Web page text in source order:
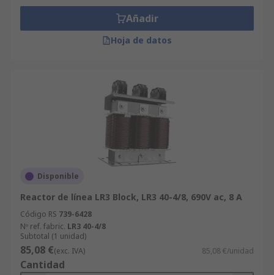
Añadir
Hoja de datos
Disponible
Reactor de línea LR3 Block, LR3 40-4/8, 690V ac, 8 A
Código RS 739-6428
Nº ref. fabric. LR3 40-4/8
Subtotal (1 unidad)
85,08 €(exc. IVA) 85,08 €/unidad
Cantidad